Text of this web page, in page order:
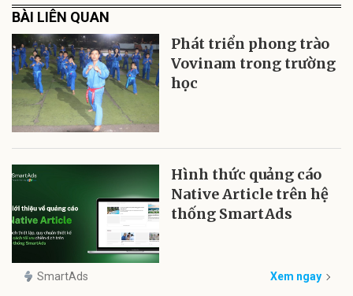
BÀI LIÊN QUAN
Phát triển phong trào
Vovinam trong trường
học
Hình thức quảng cáo
Native Article trên hệ
thống SmartAds
SmartAds Xem ngay